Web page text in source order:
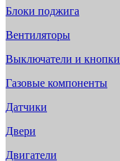
Блоки поджига
Вентиляторы
Выключатели и кнопки
Газовые компоненты
Датчики
Двери
Двигатели